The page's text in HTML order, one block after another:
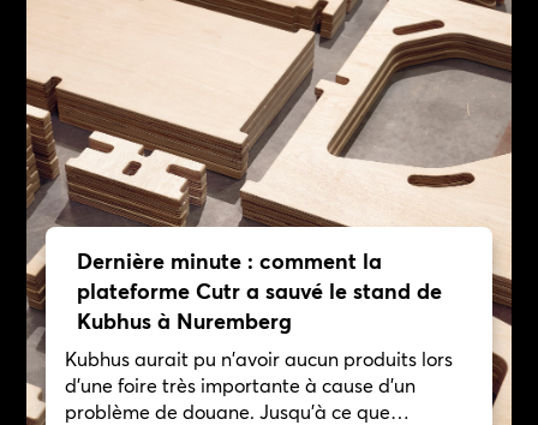
Dernière minute : comment la
plateforme Cutr a sauvé le stand de
Kubhus à Nuremberg
Kubhus aurait pu n'avoir aucun produits lors
d'une foire très importante à cause d'un
problème de douane. Jusqu'à ce que